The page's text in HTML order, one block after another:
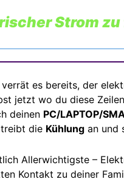
Strom
es bereits, der
jetzt wo du diese
deinen PC/LAPTOP/
die Kühlung an und
Allerwichtigste –
Kontakt zu deiner